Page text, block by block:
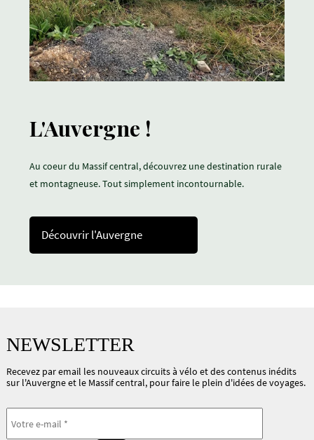
L'Auvergne !
Au coeur du Massif central, découvrez une destination rurale
et montagneuse. Tout simplement incontournable.
Découvrir l'Auvergne
NEWSLETTER
Recevez par email les nouveaux circuits à vélo et des contenus inédits
sur l'Auvergne et le Massif central, pour faire le plein d'idées de voyages.